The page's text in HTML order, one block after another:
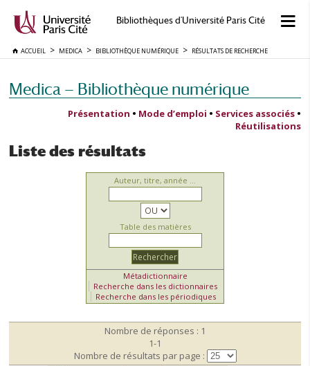
Bibliothèques d'Université Paris Cité
ACCUEIL MEDICA BIBLIOTHÈQUE NUMÉRIQUE RÉSULTATS DE RECHERCHE
Medica — Bibliothèque numérique
Présentation • Mode d’emploi • Services associés •
Réutilisations
Liste des résultats
Auteur, titre, année ...
Table des matières
Métadictionnaire
Recherche dans les dictionnaires
Recherche dans les périodiques
Nombre de réponses : 1
1-1
Nombre de résultats par page :